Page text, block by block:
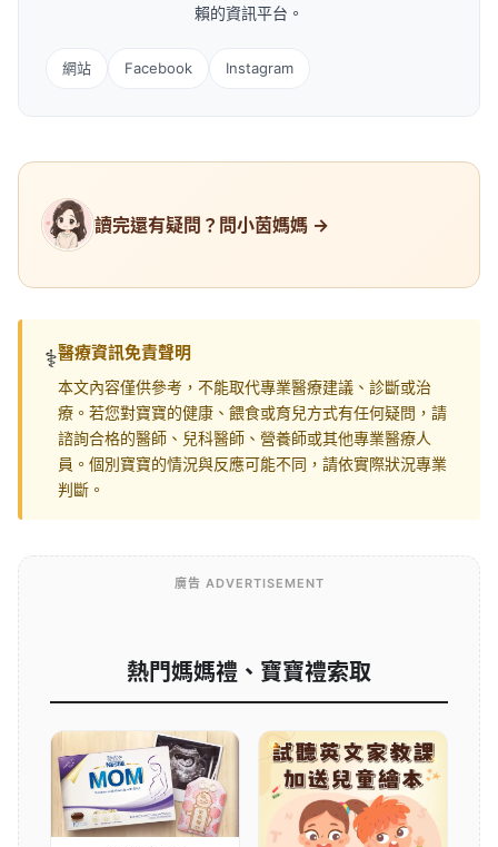
賴的資訊平台。
網站 Facebook Instagram
讀完還有疑問？問小茵媽媽 →
⚕️醫療資訊免責聲明
本文內容僅供參考，不能取代專業醫療建議、診斷或治
療。若您對寶寶的健康、餵食或育兒方式有任何疑問，請
諮詢合格的醫師、兒科醫師、營養師或其他專業醫療人
員。個別寶寶的情況與反應可能不同，請依實際狀況專業
判斷。
廣告 ADVERTISEMENT
熱門媽媽禮、寶寶禮索取